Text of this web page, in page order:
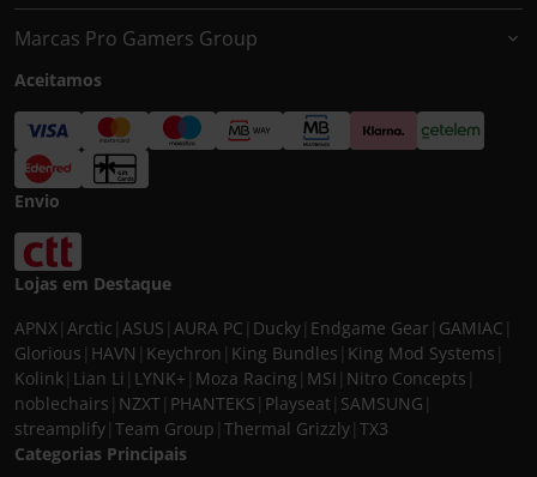
Marcas Pro Gamers Group
Aceitamos
Envio
Lojas em Destaque
APNX Arctic ASUS AURA PC Ducky Endgame Gear GAMIAC
Glorious HAVN Keychron King Bundles King Mod Systems
Kolink Lian Li LYNK+ Moza Racing MSI Nitro Concepts
noblechairs NZXT PHANTEKS Playseat SAMSUNG
streamplify Team Group Thermal Grizzly TX3
Categorias Principais